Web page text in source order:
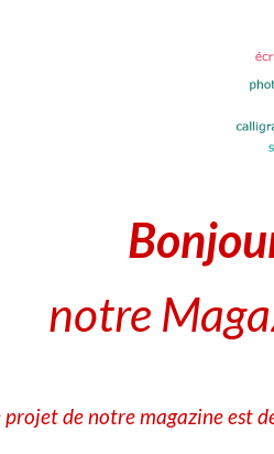
vote. Moyenne
Ajouter un
de la
et
des
à
le
notre
projet de notre magazine est